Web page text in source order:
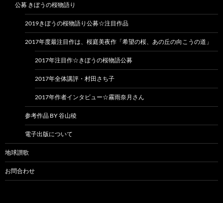
公募 きぼうの桜物語り
2019きぼうの桜物語り公募☆注目作品
2017年度最注目作は、桜庭美夜作「希望の桜、あの丘の向こうの道」
2017年注目作☆きぼうの桜物語公募
2017年全体講評・村田さち子
2017年作者インタビュー☆霧雨奈月さん
参考作品 BY 谷山稜
電子出版について
地球讃歌
お問合わせ